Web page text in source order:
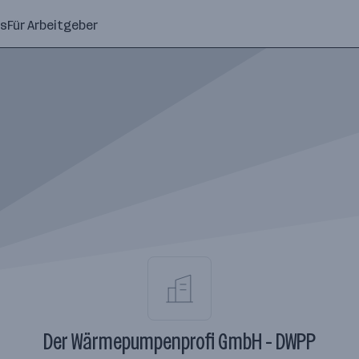
Für Arbeitgeber
Der Wärmepumpenprofi GmbH - DWPP